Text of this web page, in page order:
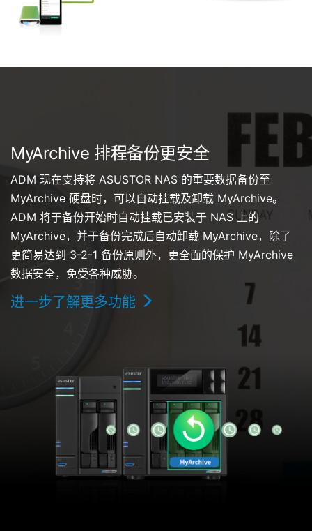
MyArchive 排程备份更安全
ADM 现在支持将 ASUSTOR NAS 的重要数据备份至
MyArchive 硬盘时，可以自动挂载及卸载 MyArchive。
ADM 将于备份开始时自动挂载已安装于 NAS 上的
MyArchive，并于备份完成后自动卸载 MyArchive，除了
更简易达到 3-2-1 备份原则外，更全面的保护 MyArchive
数据安全，免受各种威胁。
进一步了解更多功能